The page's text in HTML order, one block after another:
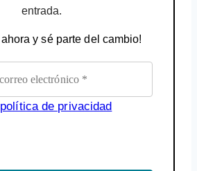
entrada.
y sé parte del cambio!
política de privacidad